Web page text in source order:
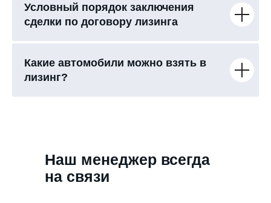
Условный порядок заключения
сделки по договору лизинга
Какие автомобили можно взять в
лизинг?
Наш менеджер всегда
на связи